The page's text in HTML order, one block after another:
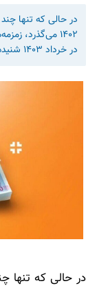
در حالی که تنها
۱۴۰۲ می‌گذرد،
در خرداد ۱۴۰۳ شنیده می‌شود.
در حالی که تنها